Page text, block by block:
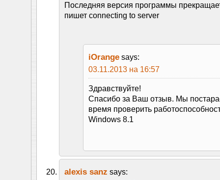
Последняя версия программы
пишет connecting to server
iOrange says:
03.11.2013 на 16:57
Здравствуйте!
Спасибо за Ваш отзыв. Мы
время проверить
Windows 8.1
alexis sanz says: